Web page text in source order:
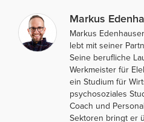
Markus
Markus
lebt mit seiner
Seine berufliche
Werkmeister für
ein Studium für
psychosoziales
Coach und
Sektoren bringt er